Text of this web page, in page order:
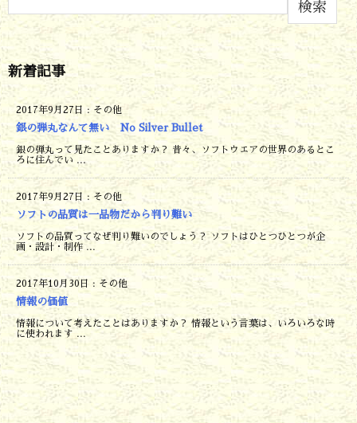
検索
新着記事
2017年9月27日 : その他
銀の弾丸なんて無い No Silver Bullet
銀の弾丸って見たことありますか？ 昔々、ソフトウエアの世界のあるとこ
ろに住んでい ...
2017年9月27日 : その他
ソフトの品質は一品物だから判り難い
ソフトの品質ってなぜ判り難いのでしょう？ ソフトはひとつひとつが企
画・設計・制作 ...
2017年10月30日 : その他
情報の価値
情報について考えたことはありますか？ 情報という言葉は、いろいろな時
に使われます ...